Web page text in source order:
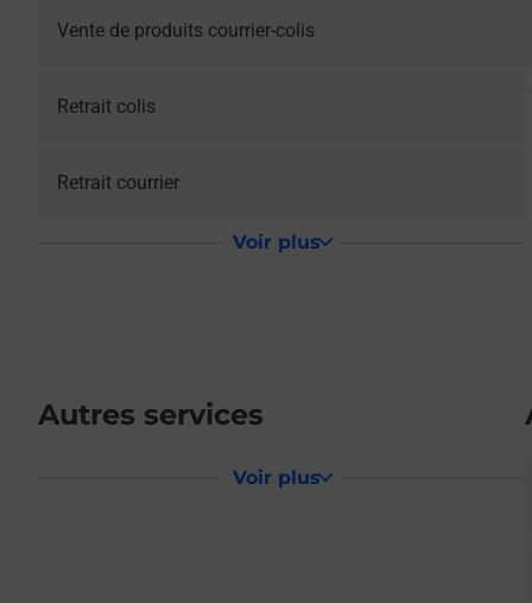
Vente de produits courrier-colis
Retrait colis
Retrait courrier
Voir plus
Autres services
Voir plus